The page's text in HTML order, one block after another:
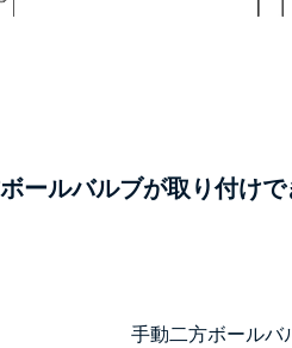
ールバルブが取り付け
手動二方ボールバ